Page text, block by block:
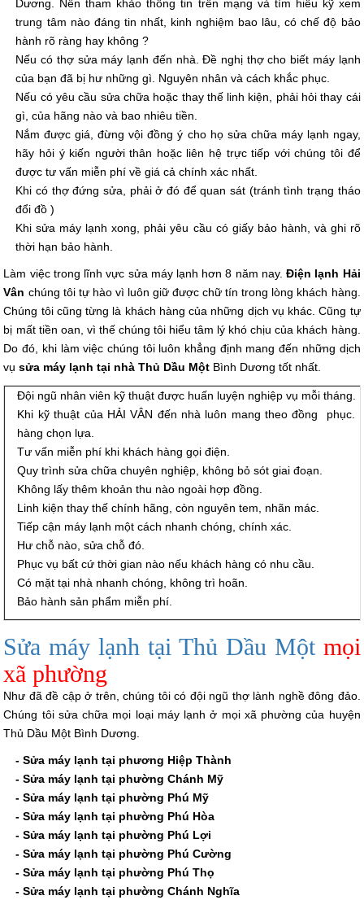
Dương. Nên tham khảo thông tin trên mạng và tìm hiểu kỹ xem
trung tâm nào đáng tin nhất, kinh nghiệm bao lâu, có chế độ bảo
hành rõ ràng hay không ?
Nếu có thợ sửa máy lạnh đến nhà. Đề nghị thợ cho biết máy lạnh
của bạn đã bị hư những gì. Nguyên nhân và cách khắc phục.
Nếu có yêu cầu sửa chữa hoặc thay thế linh kiện, phải hỏi thay cái
gì, của hãng nào và bao nhiêu tiền.
Nắm được giá, đừng vội đồng ý cho họ sửa chữa máy lạnh ngay,
hãy hỏi ý kiến người thân hoặc liên hệ trực tiếp với chúng tôi để
được tư vấn miễn phí về giá cả chính xác nhất.
Khi có thợ đứng sửa, phải ở đó để quan sát (tránh tình trạng tháo
đổi đồ )
Khi sửa máy lạnh xong, phải yêu cầu có giấy bảo hành, và ghi rõ
thời hạn bảo hành.
Làm việc trong lĩnh vực sửa máy lạnh hơn 8 năm nay.Điện lạnh Hải
Vân chúng tôi tự hào vì luôn giữ được chữ tín trong lòng khách hàng.
Chúng tôi cũng từng là khách hàng của những dịch vụ khác. Cũng tự
bị mất tiền oan, vì thế chúng tôi hiểu tâm lý khó chịu của khách hàng.
Do đó, khi làm việc chúng tôi luôn khẳng định mang đến những dịch
vụsửa máy lạnh tại nhà Thủ Dầu Một Bình Dương tốt nhất.
Đội ngũ nhân viên kỹ thuật được huấn luyện nghiệp vụ mỗi tháng.
Khi kỹ thuật của HẢI VÂN đến nhà luôn mang theo đồng
hàng chọn lựa.
Tư vấn miễn phí khi khách hàng gọi điện.
Quy trình sửa chữa chuyên nghiệp, không bỏ sót giai đoạn.
Không lấy thêm khoản thu nào ngoài hợp đồng.
Linh kiện thay thế chính hãng, còn nguyên tem, nhãn mác.
Tiếp cận máy lạnh một cách nhanh chóng, chính xác.
Hư chỗ nào, sửa chỗ đó.
Phục vụ bất cứ thời gian nào nếu khách hàng có nhu cầu.
Có mặt tại nhà nhanh chóng, không trì hoãn.
Bảo hành sản phẩm miễn phí.
Sửa máy lạnh tại Thủ Dầu Một mọi
xã phường
Như đã đề cập ở trên, chúng tôi có đội ngũ thợ lành nghề đông đảo.
Chúng tôi sửa chữa mọi loại máy lạnh ở mọi xã phường của huyện
Thủ Dầu Một Bình Dương.
- Sửa máy lạnh tại phương Hiệp Thành
- Sửa máy lạnh tại phường Chánh Mỹ
- Sửa máy lạnh tại phường Phú Mỹ
- Sửa máy lạnh tại phường Phú Hòa
- Sửa máy lạnh tại phường Phú Lợi
- Sửa máy lạnh tại phường Phú Cường
- Sửa máy lạnh tại phường Phú Thọ
- Sửa máy lạnh tại phường Chánh Nghĩa